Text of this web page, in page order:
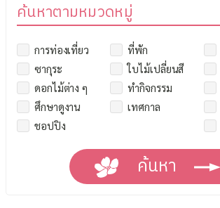
ค้นหาตามหมวดหมู่
การท่องเที่ยว ที่พัก
ซากุระ
ใบไม้เปลี่ยนสี
ดอกไม้ต่าง ๆ
ทำกิจกรรม
ศึกษาดูงาน
เทศกาล
ชอปปิง